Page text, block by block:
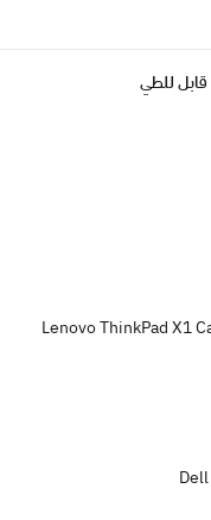
للطي
Lenovo ThinkPad X1